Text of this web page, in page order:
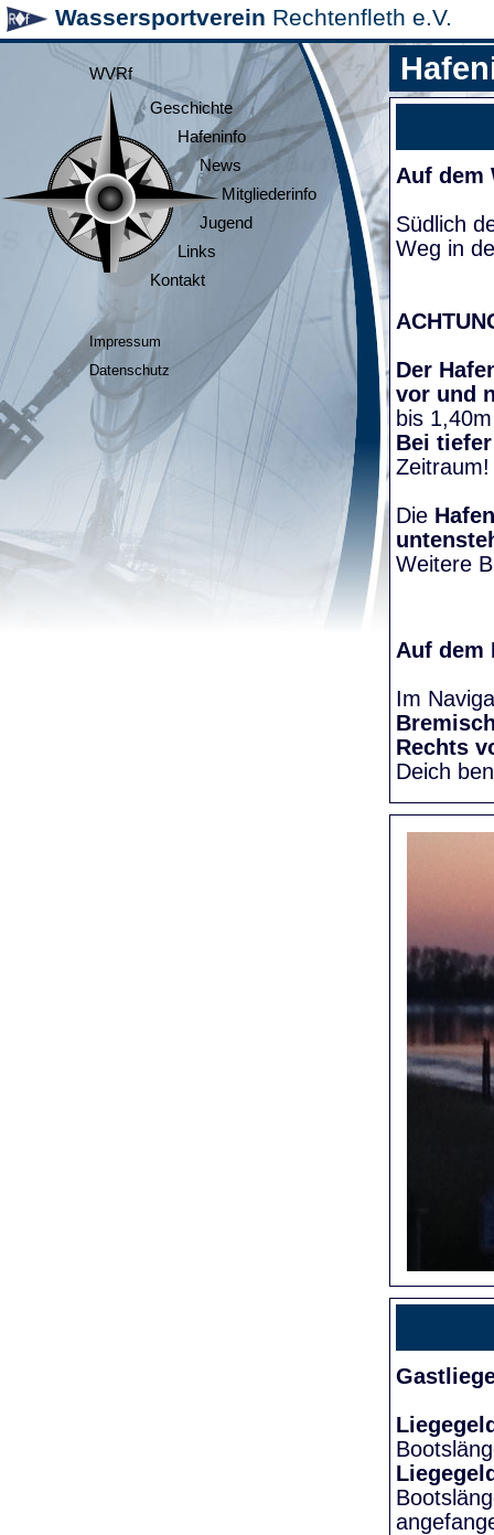
Wassersportverein Rechtenfleth e.V.
WVRf
Geschichte
Hafeninfo
News
Mitgliederinfo
Jugend
Links
Kontakt
Impressum
Datenschutz
Auf dem
Südlich
Weg in
Der
vor und
bis
Bei
Die
Weitere
Auf dem
Im
Rechts
Deich